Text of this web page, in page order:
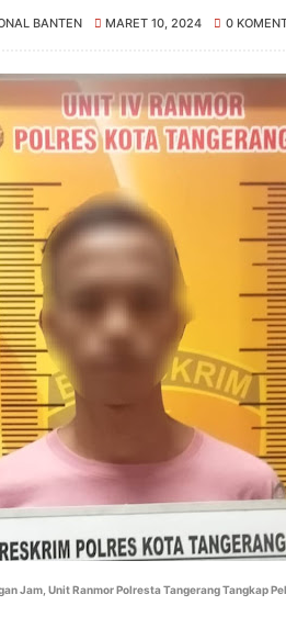
BANTEN MARET 10, 2024 0
Jam, Unit Ranmor Polresta Tangerang Tangkap